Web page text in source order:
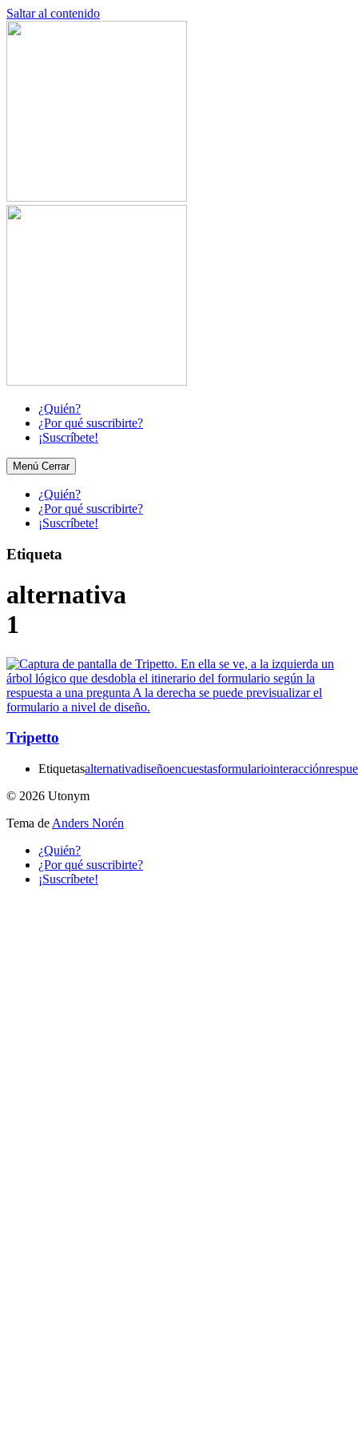
Saltar al contenido
¿Quién?
¿Por qué suscribirte?
¡Suscríbete!
Menú Cerrar
¿Quién?
¿Por qué suscribirte?
¡Suscríbete!
Etiqueta
alternativa
1
Tripetto
Etiquetasalternativadiseñoencuestasformulariointeracción
© 2026 Utonym
Tema de Anders Norén
¿Quién?
¿Por qué suscribirte?
¡Suscríbete!